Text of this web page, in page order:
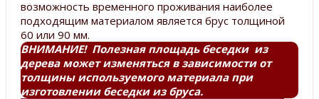
возможность временного проживания наиболее
подходящим материалом является брус толщиной
60 или 90 мм.
ВНИМАНИЕ! Полезная площадь беседки из
дерева может изменяться в зависимости от
толщины используемого материала при
изготовлении беседки из бруса.